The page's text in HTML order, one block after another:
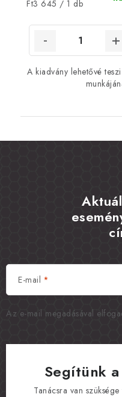
Egységár:
Ft3 645 / 1 db
A kiadvány lehetővé
E-mail
Az e-mail megadásával
Segítünk
Tanácsra van